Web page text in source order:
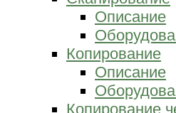
Описание
Копирование
Описание
Копирование